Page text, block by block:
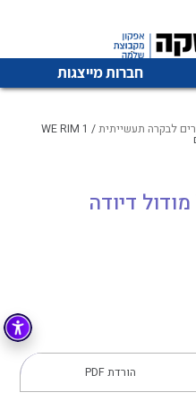
חברות מייצגות
| זמינות
בישראל בשיווק
ב7 תחומים:
ואלקטרוניקה
לכל מוצרי היצרן
לכל מוצרי היצרן
לבקרה תעשייתית / WE RIM 1
WE RIM 1 6/230Vdc מודול דיודה
הורדת PDF